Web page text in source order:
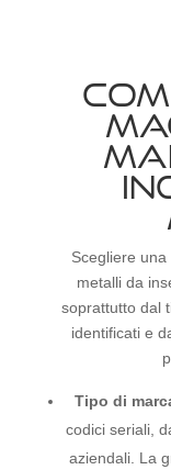
Scegliere
metalli da
soprattutto dal
identificati e
Tipo di
codici seriali,
aziendali. La